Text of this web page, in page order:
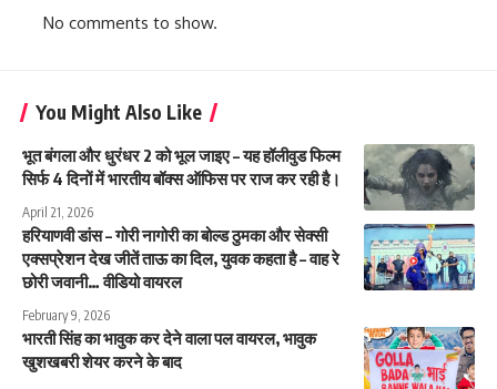
No comments to show.
You Might Also Like
भूत बंगला और धुरंधर 2 को भूल जाइए – यह हॉलीवुड फिल्म
सिर्फ 4 दिनों में भारतीय बॉक्स ऑफिस पर राज कर रही है।
April 21, 2026
हरियाणवी डांस – गोरी नागोरी का बोल्ड ठुमका और सेक्सी
एक्सप्रेशन देख जीतें ताऊ का दिल, युवक कहता है – वाह रे
छोरी जवानी… वीडियो वायरल
February 9, 2026
भारती सिंह का भावुक कर देने वाला पल वायरल, भावुक
खुशखबरी शेयर करने के बाद